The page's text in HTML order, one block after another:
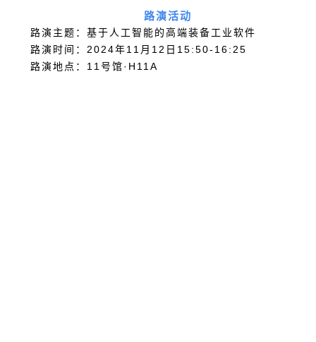
路演活动
路演主题：基于人工智能的高端装备工业软件
路演时间：2024年11月12日15:50-16:25
路演地点：11号馆·H11A